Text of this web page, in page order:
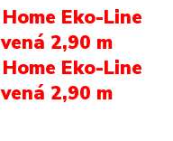
Eko-Line
2,90 m
Eko-Line
2,90 m